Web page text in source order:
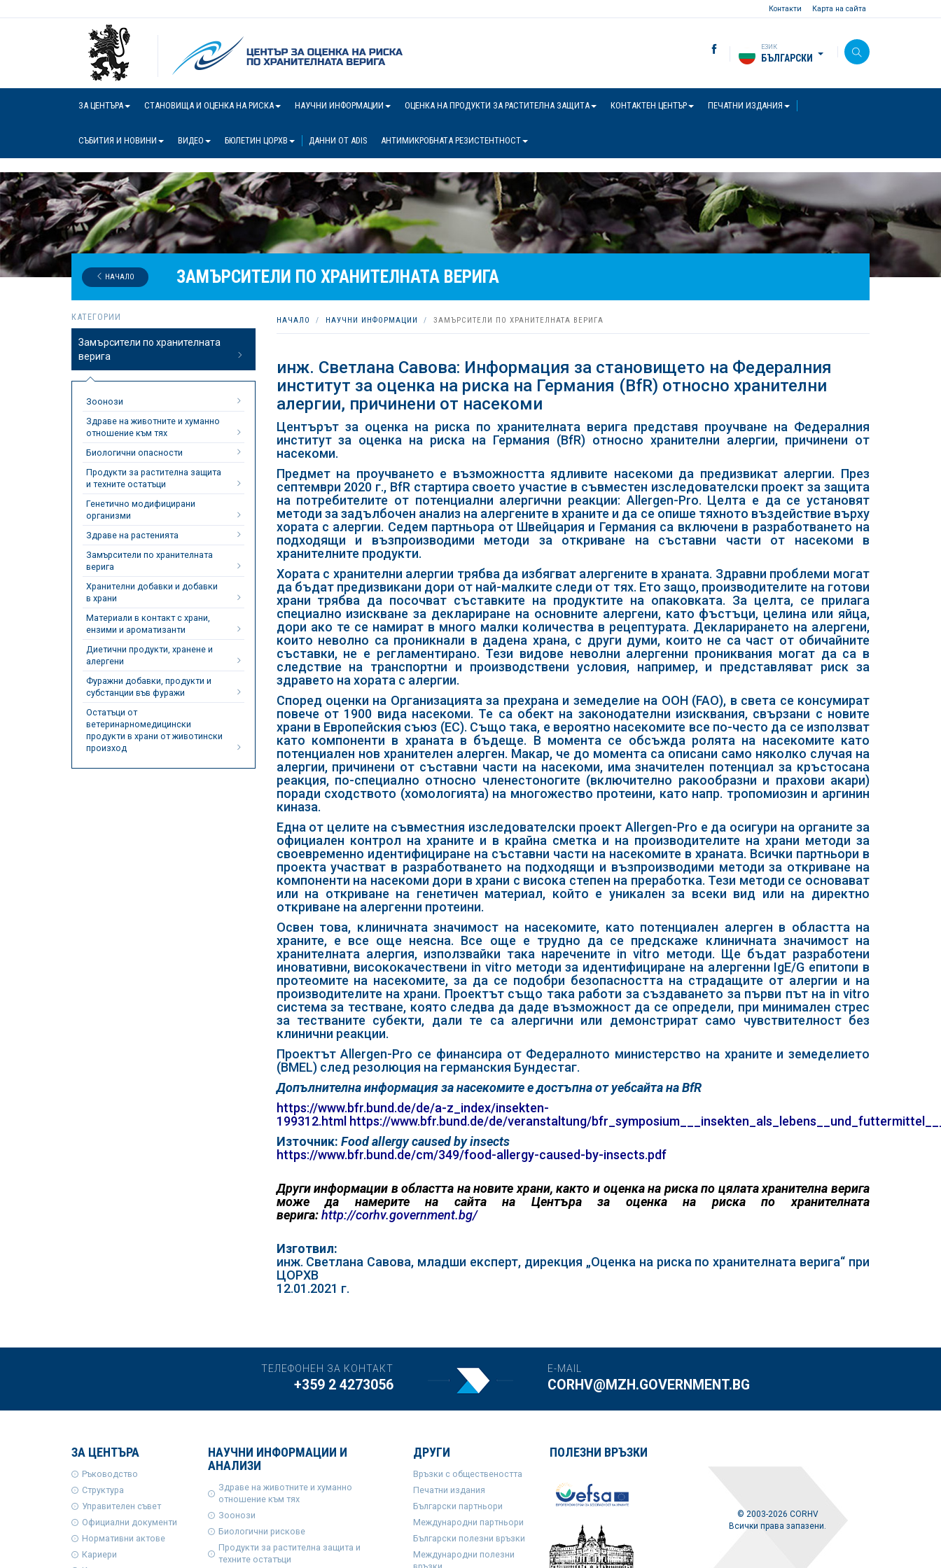
Контакти Карта на сайта
ЕЗИК
БЪЛГАРСКИ
ЗА ЦЕНТЪРА СТАНОВИЩА И ОЦЕНКА НА РИСКА НАУЧНИ ИНФОРМАЦИИ ОЦЕНКА НА ПРОДУКТИ ЗА РАСТИТЕЛНА ЗАЩИТА КОНТАКТЕН ЦЕНТЪР ПЕЧАТНИ ИЗДАНИЯ
СЪБИТИЯ И НОВИНИ ВИДЕО БЮЛЕТИН ЦОРХВ ДАННИ ОТ ADIS АНТИМИКРОБНАТА РЕЗИСТЕНТНОСТ
ЗАМЪРСИТЕЛИ ПО ХРАНИТЕЛНАТА ВЕРИГА
НАЧАЛО
КАТЕГОРИИ
Замърсители по хранителната
верига
Зоонози
Здраве на животните и хуманно
отношение към тях
Биологични опасности
Продукти за растителна защита
и техните остатъци
Генетично модифицирани
организми
Здраве на растенията
Замърсители по хранителната
верига
Хранителни добавки и добавки
в храни
Материали в контакт с храни,
ензими и ароматизанти
Диетични продукти, хранене и
алергени
Фуражни добавки, продукти и
субстанции във фуражи
Остатъци от
ветеринарномедицински
продукти в храни от животински
произход
НАЧАЛО НАУЧНИ ИНФОРМАЦИИ ЗАМЪРСИТЕЛИ ПО ХРАНИТЕЛНАТА ВЕРИГА
инж. Светлана Савова: Информация за становището на Федералния
институт за оценка на риска на Германия (BfR) относно хранителни
алергии, причинени от насекоми
Центърът за оценка на риска по хранителната верига представя проучване на Федералния
институт за оценка на риска на Германия (BfR) относно хранителни алергии, причинени от
насекоми.
Предмет на проучването е възможността ядливите насекоми да предизвикат алергии. През
септември 2020 г., BfR стартира своето участие в съвместен изследователски проект за защита
на потребителите от потенциални алергични реакции: Allergen-Pro. Целта е да се установят
методи за задълбочен анализ на алергените в храните и да се опише тяхното въздействие върху
хората с алергии. Седем партньора от Швейцария и Германия са включени в разработването на
подходящи и възпроизводими методи за откриване на съставни части от насекоми в
хранителните продукти.
Хората с хранителни алергии трябва да избягват алергените в храната. Здравни проблеми могат
да бъдат предизвикани дори от най-малките следи от тях. Ето защо, производителите на готови
храни трябва да посочват съставките на продуктите на опаковката. За целта, се прилага
специално изискване за деклариране на основните алергени, като фъстъци, целина или яйца,
дори ако те се намират в много малки количества в рецептурата. Декларирането на алергени,
които неволно са проникнали в дадена храна, с други думи, които не са част от обичайните
съставки, не е регламентирано. Тези видове неволни алергенни прониквания могат да са в
следствие на транспортни и производствени условия, например, и представляват риск за
здравето на хората с алергии.
Според оценки на Организацията за прехрана и земеделие на ООН (FAO), в света се консумират
повече от 1900 вида насекоми. Те са обект на законодателни изисквания, свързани с новите
храни в Европейския съюз (ЕС). Също така, е вероятно насекомите все по-често да се използват
като компоненти в храната в бъдеще. В момента се обсъжда ролята на насекомите като
потенциален нов хранителен алерген. Макар, че до момента са описани само няколко случая на
алергии, причинени от съставни части на насекоми, има значителен потенциал за кръстосана
реакция, по-специално относно членестоногите (включително ракообразни и прахови акари)
поради сходството (хомологията) на многожество протеини, като напр. тропомиозин и аргинин
киназа.
Една от целите на съвместния изследователски проект Allergen-Pro е да осигури на органите за
официален контрол на храните и в крайна сметка и на производителите на храни методи за
своевременно идентифициране на съставни части на насекомите в храната. Всички партньори в
проекта участват в разработването на подходящи и възпроизводими методи за откриване на
компоненти на насекоми дори в храни с висока степен на преработка. Тези методи се основават
или на откриване на генетичен материал, който е уникален за всеки вид или на директно
откриване на алергенни протеини.
Освен това, клиничната значимост на насекомите, като потенциален алерген в областта на
храните, е все още неясна. Все още е трудно да се предскаже клиничната значимост на
хранителната алергия, използвайки така наречените in vitro методи. Ще бъдат разработени
иновативни, висококачествени in vitro методи за идентифициране на алергенни IgE/G епитопи в
протеомите на насекомите, за да се подобри безопасността на страдащите от алергии и на
производителите на храни. Проектът също така работи за създаването за първи път на in vitro
система за тестване, която следва да даде възможност да се определи, при минимален стрес
за тестваните субекти, дали те са алергични или демонстрират само чувствителност без
клинични реакции.
Проектът Allergen-Pro се финансира от Федералното министерство на храните и земеделието
(BMEL) след резолюция на германския Бундестаг.
Допълнителна информация за насекомите е достъпна от уебсайта на BfR
https://www.bfr.bund.de/de/a-z_index/insekten-
199312.html https://www.bfr.bund.de/de/veranstaltung/
Източник: Food allergy caused by insects
https://www.bfr.bund.de/cm/349/food-allergy-caused-by-insects.pdf
Други информации в областта на новите храни, както и оценка на риска по цялата хранителна верига
може да намерите на сайта на Центъра за оценка на риска по хранителната
верига: http://corhv.government.bg/
Изготвил:
инж. Светлана Савова, младши експерт, дирекция „Оценка на риска по хранителната верига“ при
ЦОРХВ
12.01.2021 г.
ТЕЛЕФОНЕН ЗА КОНТАКТ
+359 2 4273056
E-MAIL
CORHV@MZH.GOVERNMENT.BG
ЗА ЦЕНТЪРА
Ръководство
Структура
Управителен съвет
Официални документи
Нормативни актове
Кариери
НАУЧНИ ИНФОРМАЦИИ И
АНАЛИЗИ
Здраве на животните и хуманно
отношение към тях
Зоонози
Биологични рискове
Продукти за растителна защита и
техните остатъци
ДРУГИ
Връзки с обществеността
Печатни издания
Български партньори
Международни партньори
Български полезни връзки
Международни полезни
ПОЛЕЗНИ ВРЪЗКИ
© 2003-2026 CORHV
Всички права запазени.